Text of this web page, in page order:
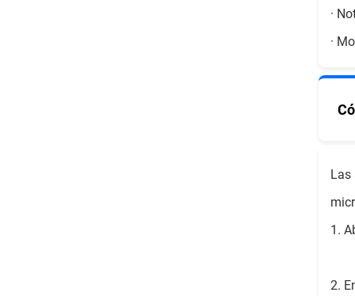
·
·
Las
1.
2.